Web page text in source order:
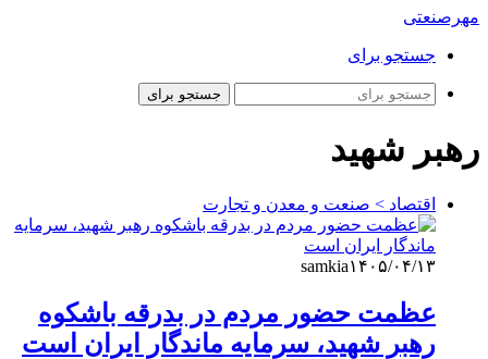
مهرصنعتی
جستجو برای
جستجو برای
رهبر شهید
اقتصاد > صنعت و معدن و تجارت
samkia۱۴۰۵/۰۴/۱۳
عظمت حضور مردم در بدرقه باشکوه
رهبر شهید، سرمایه ماندگار ایران است